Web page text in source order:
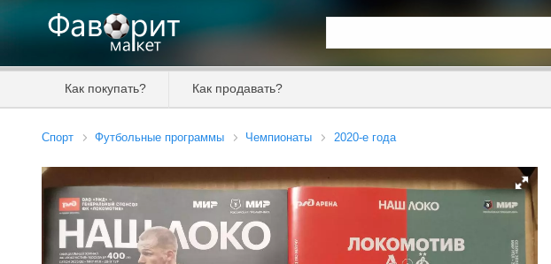
Как покупать? Как продавать?
Спорт Футбольные программы Чемпионаты 2020-е года